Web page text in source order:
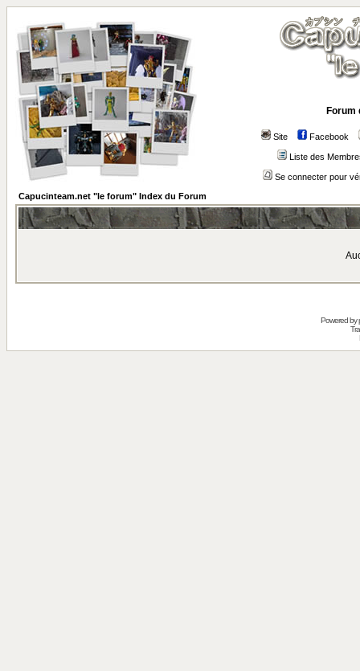
Forum
Site Facebook
Liste des
Se connecter pour
Capucinteam.net "le forum" Index du Forum
Powered by